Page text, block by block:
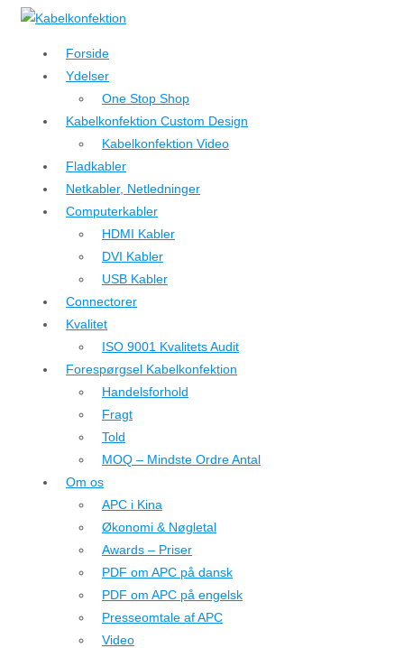
↓
hovedindhold
Forside
Ydelser
One Stop Shop
Kabelkonfektion Custom Design
Kabelkonfektion Video
Fladkabler
Netkabler, Netledninger
Computerkabler
HDMI Kabler
DVI Kabler
USB Kabler
Connectorer
Kvalitet
ISO 9001 Kvalitets Audit
Forespørgsel Kabelkonfektion
Handelsforhold
Fragt
Told
MOQ – Mindste Ordre Antal
Om os
APC i Kina
Økonomi & Nøgletal
Awards – Priser
PDF om APC på dansk
PDF om APC på engelsk
Presseomtale af APC
Video